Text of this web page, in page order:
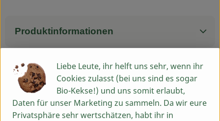
Produktinformationen
Zutaten
Nährwert-Info
Liebe Leute, ihr helft uns sehr, wenn ihr
Cookies zulasst (bei uns sind es sogar
Bio-Kekse!) und uns somit erlaubt,
Daten für unser Marketing zu sammeln. Da wir eure
Privatsphäre sehr wertschätzen, habt ihr in